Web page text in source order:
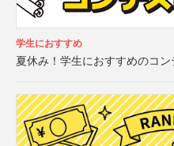
学生におすすめ
夏休み！学生におすすめのコン